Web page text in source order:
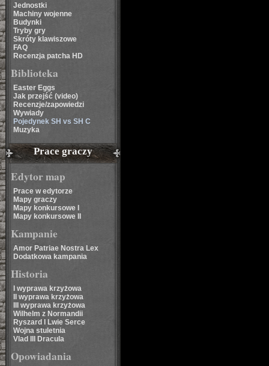
Jednostki
Machiny wojenne
Budynki
Tryby gry
Skróty klawiszowe
FAQ
Recenzja patcha HD
Biblioteka
Easter Eggs
Jak przejść (video)
Recenzje/zapowiedzi
Wywiady
Pojedynek SH vs SH C
Muzyka
Prace graczy
Edytor map
Prace w edytorze
Mapy graczy
Mapy konkursowe I
Mapy konkursowe II
Kampanie
Amor Patriae Nostra Lex
Dodatkowa kampania
Historia
I wyprawa krzyżowa
II wyprawa krzyżowa
III wyprawa krzyżowa
Wilhelm z Normandii
Ryszard I Lwie Serce
Wojna stuletnia
Vlad III Dracula
Opowiadania